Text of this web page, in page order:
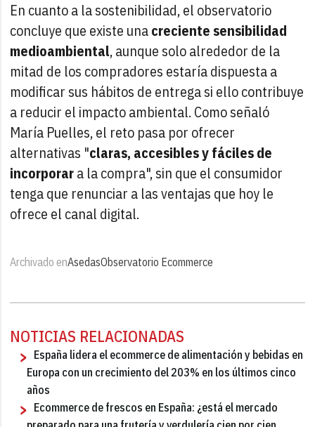
En cuanto a la sostenibilidad, el observatorio
concluye que existe unacreciente sensibilidad
medioambiental, aunque solo alrededor de la
mitad de los compradores estaría dispuesta a
modificar sus hábitos de entrega si ello contribuye
a reducir el impacto ambiental. Como señaló
María Puelles, el reto pasa por ofrecer
alternativas "claras, accesibles y fáciles de
incorporara la compra", sin que el consumidor
tenga que renunciar a las ventajas que hoy le
ofrece el canal digital.
Archivado enAsedasObservatorio Ecommerce
NOTICIAS RELACIONADAS
España lidera el ecommerce de alimentación y bebidas en
Europa con un crecimiento del 203% en los últimos cinco
años
Ecommerce de frescos en España: ¿está el mercado